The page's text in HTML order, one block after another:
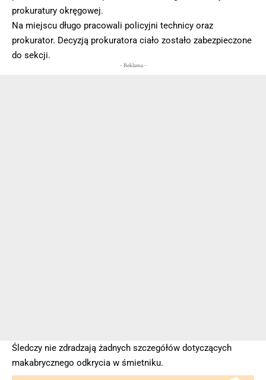
prokuratury okręgowej.
Na miejscu długo pracowali policyjni technicy oraz
prokurator. Decyzją prokuratora ciało zostało zabezpieczone
do sekcji.
- Reklama -
Śledczy nie zdradzają żadnych szczegółów dotyczących
makabrycznego odkrycia w śmietniku.